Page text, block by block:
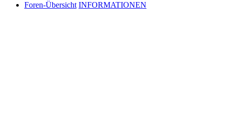
Foren-Übersicht INFORMATIONEN